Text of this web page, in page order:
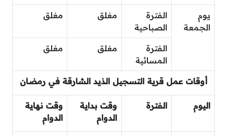
يوم
الجمعة
الفترة
الصباحية
مغلق مغلق
الفترة
المسائية
مغلق مغلق
أوقات عمل قرية التسجيل الذيد الشارقة في رمضان
اليوم الفترة
وقت بداية
الدوام
وقت نهاية
الدوام